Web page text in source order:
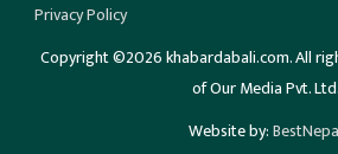
Privacy Policy
Copyright ©2026 khabardabali.com. All
of Our Media Pvt. Ltd.
Website by: